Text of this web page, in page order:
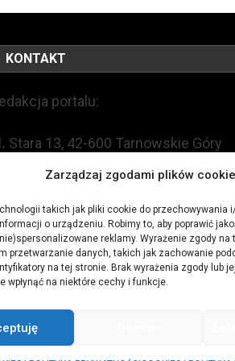
Zarządzaj zgodami plików cookie
takich jak pliki cookie do przechowywania
o urządzeniu. Robimy to, aby poprawić
reklamy. Wyrażenie zgody na
przetwarzanie danych, takich jak zachowanie
na tej stronie. Brak wyrażenia zgody lub
wpłynąć na niektóre cechy i funkcje.
KONTAKT
portalu:
Stara 13, 42-600 Tarnowskie Góry
+48 509 547 822
redakcja@czytamiwiem.pl
biuro@czytamiwiem.pl